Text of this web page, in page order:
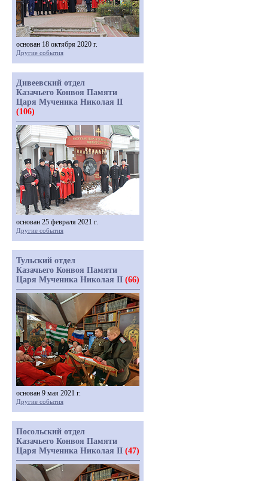
основан 18 октября 2020 г.
Другие события
Дивеевский отдел
Казачьего Конвоя Памяти
Царя Мученика Николая II
(106)
основан 25 февраля 2021 г.
Другие события
Тульский отдел
Казачьего Конвоя Памяти
Царя Мученика Николая II (66)
основан 9 мая 2021 г.
Другие события
Посольский отдел
Казачьего Конвоя Памяти
Царя Мученика Николая II (47)